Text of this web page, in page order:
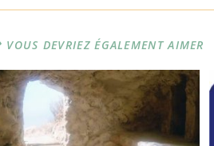
VOUS DEVRIEZ ÉGALEMENT AIMER